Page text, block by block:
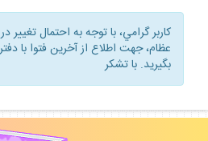
كاربر گرامي، با توجه به احتمال تغيير
عظام، جهت اطلاع از آخرين فتوا با
بگيريد. با تشكر